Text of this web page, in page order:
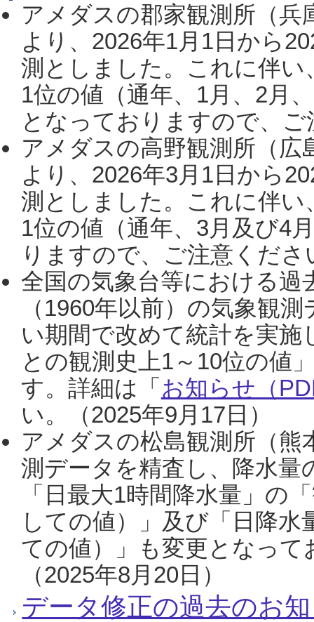
アメダスの郡家観測所（
より、2026年1月1日から
測としました。これに伴い
1位の値（通年、1月、2月
となっておりますので、
アメダスの高野観測所（
より、2026年3月1日から
測としました。これに伴い
1位の値（通年、3月及び4
りますので、ご注意くだ
全国の気象台等における過
（1960年以前）の気象観
い期間で改めて統計を実
との観測史上1～10位の値
す。詳細は「 お知らせ（
い。（2025年9月17日）
アメダスの松島観測所（熊
測データを精査し、降水
「日最大1時間降水量」の
しての値）」及び「日降
ての値）」も変更となっ
（2025年8月20日）
データ修正の過去のお